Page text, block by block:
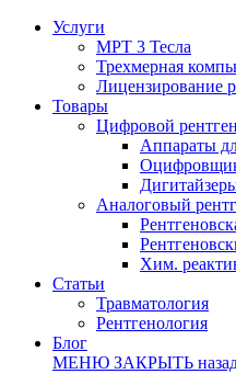
Услуги
МРТ 3 Тесла
Трехмерная
Лицензирование
Товары
Цифровой рентген
Аппараты
Аналоговый
Хим.
Статьи
Травматология
Рентгенология
Блог
МЕНЮ ЗАКРЫТЬ